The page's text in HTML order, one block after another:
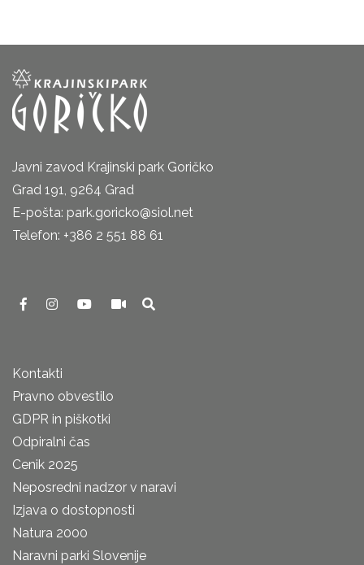
Javni zavod Krajinski park Goričko
Grad 191, 9264 Grad
E-pošta: park.goricko@siol.net
Telefon: +386 2 551 88 61
Kontakti
Pravno obvestilo
GDPR in piškotki
Odpiralni čas
Cenik 2025
Neposredni nadzor v naravi
Izjava o dostopnosti
Natura 2000
Naravni parki Slovenije